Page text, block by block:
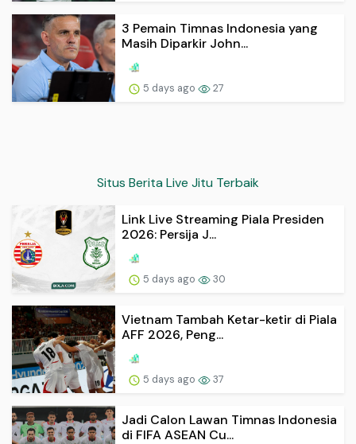
3 Pemain Timnas Indonesia yang
Masih Diparkir John...
5 days ago 27
Situs Berita Live Jitu Terbaik
Link Live Streaming Piala Presiden
2026: Persija J...
5 days ago 30
Vietnam Tambah Ketar-ketir di Piala
AFF 2026, Peng...
5 days ago 37
Jadi Calon Lawan Timnas Indonesia
di FIFA ASEAN Cu...